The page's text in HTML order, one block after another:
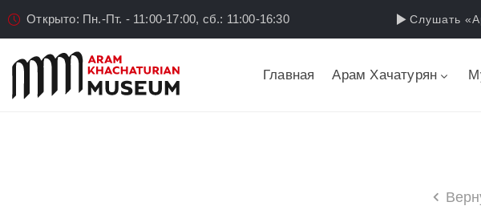
Открыто: Пн.-Пт. - 11:00-17:00, сб.: 11:00-16:30 Слушать
Главная Арам Хачатурян